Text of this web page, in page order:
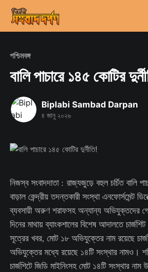
পশ্চিমবঙ্গ
বালি পাচারে ১৪৫ কোটির
Biplabi Sambad Darpan
৪ জানু ২০২৬
নিজস্ব সংবাদদাতা : রাজ্যজুড়ে বহুল চর্চিত বালি
বাড়াল কেন্দ্রীয় তদন্তকারী সংস্থা এনফোর্সমেন্ট
ব্যবসায়ী অরুণ শরাফসহ অন্যান্য অভিযুক্তদের
দিনের মাথায় ব্যাংকশালের বিশেষ আদালতে
সূত্রের খবর, মোট ১৮ অভিযুক্তের নাম রয়েছে
অভিযুক্তের মধ্যে রয়েছে ১৪টি সংস্থার নামও।
চার্জশিটে জিডি মাইনিংসহ মোট ১৪টি সংস্থার